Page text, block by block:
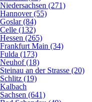
Niedersachsen (271)
Hannover (55)
Goslar (84)
Celle (132)
Hessen (265)
Frankfurt Main (34)
Fulda (173)
Neuhof (18)
Steinau an der Strasse (20)
Schlitz (19)
Kalbach
Sachsen (641)